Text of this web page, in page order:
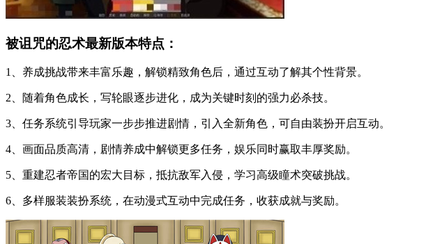
被诅咒的忍术最新版本特点：
1、养成挑战带来丰富乐趣，解锁精致角色后，通过互动了解其个性背景。
2、随着角色成长，写轮眼逐步进化，成为关键时刻的强力必杀技。
3、任务系统引导玩家一步步推进剧情，引入全新角色，可自由装扮开启互动。
4、画面品质高清，剧情养成中解锁更多任务，娱乐同时赢取丰厚奖励。
5、重建忍者帝国的宏大目标，抵抗敌军入侵，学习高级瞳术突破挑战。
6、多样服装装扮系统，在动漫式互动中完成任务，收获成就与奖励。